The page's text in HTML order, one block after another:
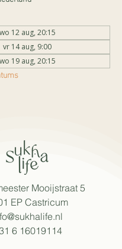
wo 12 aug, 20:15
vr 14 aug, 9:00
wo 19 aug, 20:15
Mooijstraat 5
EP Castricum​
6 16019114